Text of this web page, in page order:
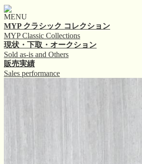
MENU
MYP クラシック コレクション
MYP Classic Collections
現状・下取・オークション
Sold as-is and Others
販売実績
Sales performance